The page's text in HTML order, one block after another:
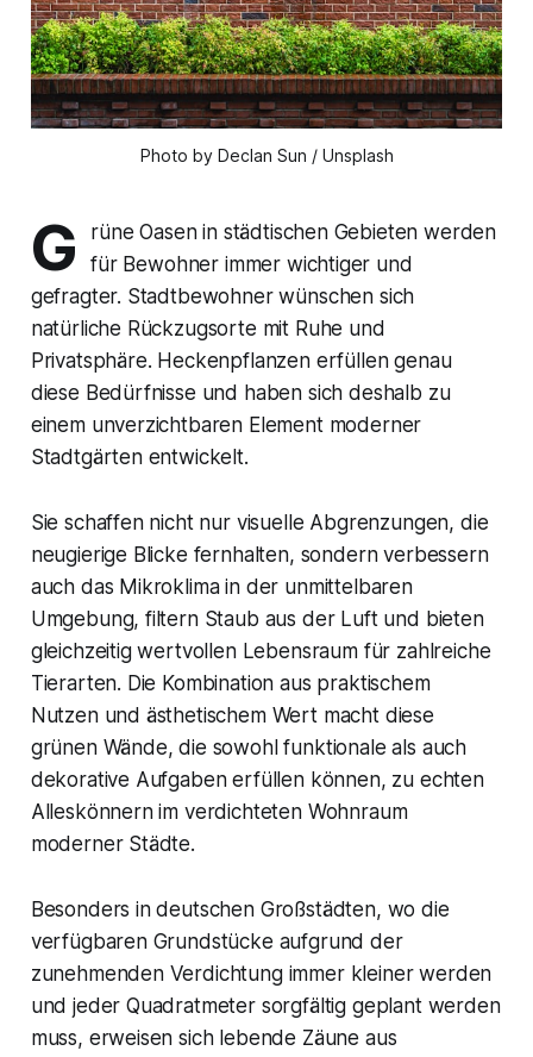
Photo by Declan Sun / Unsplash
G
rüne Oasen in städtischen Gebieten werden
für Bewohner immer wichtiger und
gefragter. Stadtbewohner wünschen sich
natürliche Rückzugsorte mit Ruhe und
Privatsphäre. Heckenpflanzen erfüllen genau
diese Bedürfnisse und haben sich deshalb zu
einem unverzichtbaren Element moderner
Stadtgärten entwickelt.
Sie schaffen nicht nur visuelle Abgrenzungen, die
neugierige Blicke fernhalten, sondern verbessern
auch das Mikroklima in der unmittelbaren
Umgebung, filtern Staub aus der Luft und bieten
gleichzeitig wertvollen Lebensraum für zahlreiche
Tierarten. Die Kombination aus praktischem
Nutzen und ästhetischem Wert macht diese
grünen Wände, die sowohl funktionale als auch
dekorative Aufgaben erfüllen können, zu echten
Alleskönnern im verdichteten Wohnraum
moderner Städte.
Besonders in deutschen Großstädten, wo die
verfügbaren Grundstücke aufgrund der
zunehmenden Verdichtung immer kleiner werden
und jeder Quadratmeter sorgfältig geplant werden
muss, erweisen sich lebende Zäune aus